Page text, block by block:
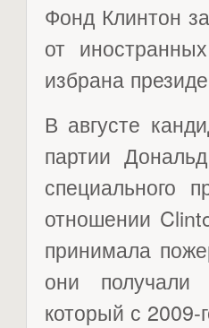
Фонд Клинтон
от
избрана
В августе
партии
специального
отношении
принимала
они
который с 2009-